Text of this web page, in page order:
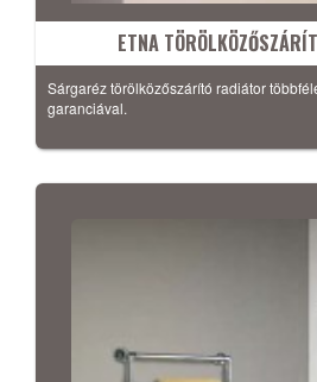
ETNA
Sárgaréz törölközőszárító radiátor
garanciával.